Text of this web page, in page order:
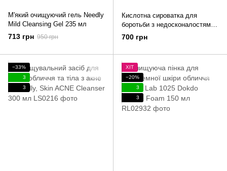
М'який очищуючий гель Needly
Mild Cleansing Gel 235 мл
713 грн 950 грн
Кислотна сироватка для
боротьби з недосконалостями
шкіри Eco.prof.cosmetics AzSal
Serum 30 мл
700 грн
−33%
3
3
ХІТ
−20%
3
3